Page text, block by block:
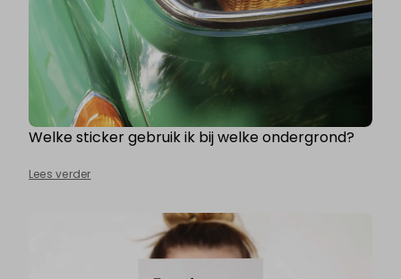
Welke sticker gebruik ik bij welke ondergrond?
Lees verder